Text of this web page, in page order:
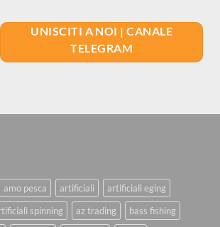
UNISCITI A NOI | CANALE
TELEGRAM
amo pesca artificiali
artificiali eging
spinning az trading
bass fishing